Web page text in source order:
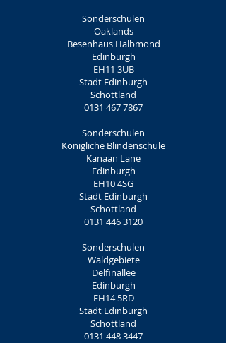
Sonderschulen
Oaklands
Besenhaus Halbmond
Edinburgh
EH11 3UB
Stadt Edinburgh
Schottland
0131 467 7867
Sonderschulen
Königliche Blindenschule
Kanaan Lane
Edinburgh
EH10 4SG
Stadt Edinburgh
Schottland
0131 446 3120
Sonderschulen
Waldgebiete
Delfinallee
Edinburgh
EH14 5RD
Stadt Edinburgh
Schottland
0131 448 3447